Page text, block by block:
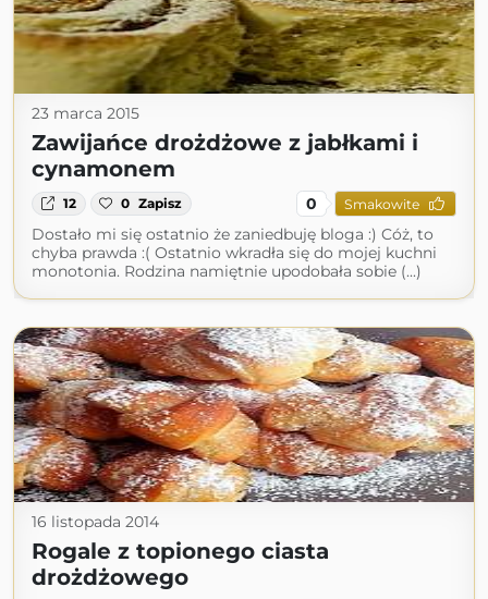
23 marca 2015
Zawijańce drożdżowe z jabłkami i
cynamonem
12 0 Zapisz 0 Smakowite
Dostało mi się ostatnio że zaniedbuję bloga :) Cóż, to
chyba prawda :( Ostatnio wkradła się do mojej kuchni
monotonia. Rodzina namiętnie upodobała sobie (...)
16 listopada 2014
Rogale z topionego ciasta
drożdżowego